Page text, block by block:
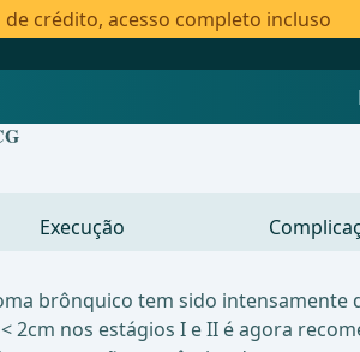
crédito, acesso completo incluso
Execução
brônquico tem sido
2cm nos estágios I e II é agora